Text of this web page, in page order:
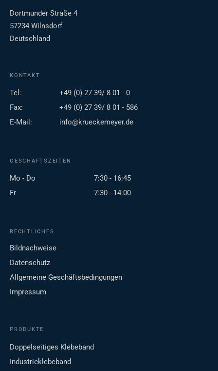
Dortmunder Straße 4
57234 Wilnsdorf
Deutschland
KONTAKT
Tel:
+49 (0) 27 39/ 8 01 - 0
Fax:
+49 (0) 27 39/ 8 01 - 586
E-Mail:
info@krueckemeyer.de
GESCHÄFTSZEITEN
Mo - Do
7:30 - 16:45
Fr
7:30 - 14:00
RECHTLICHES
Bildnachweise
Datenschutz
Allgemeine Geschäftsbedingungen
Impressum
PRODUKTE
Doppelseitiges Klebeband
Industrieklebeband